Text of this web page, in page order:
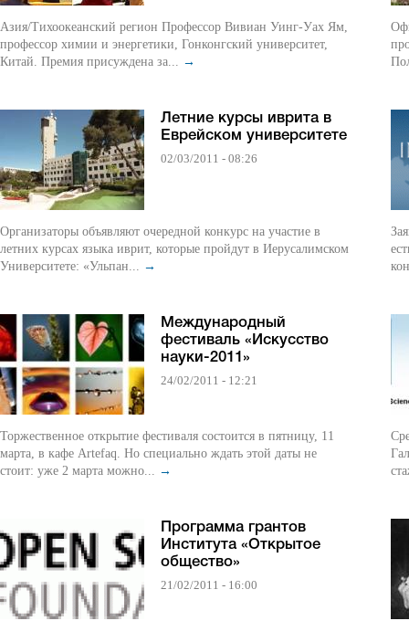
Азия/Тихоокеанский регион Профессор Вивиан Уинг-Уах Ям,
профессор химии и энергетики, Гонконгский университет,
Китай. Премия присуждена за... →
Летние курсы иврита в
Еврейском университете
02/03/2011 - 08:26
Организаторы объявляют очередной конкурс на участие в
летних курсах языка иврит, которые пройдут в Иерусалимском
Университете: «Ульпан... →
Международный
фестиваль «Искусство
науки-2011»
24/02/2011 - 12:21
Торжественное открытие фестиваля состоится в пятницу, 11
марта, в кафе Аrtefaq. Но специально ждать этой даты не
стоит: уже 2 марта можно... →
Программа грантов
Института «Открытое
общество»
21/02/2011 - 16:00